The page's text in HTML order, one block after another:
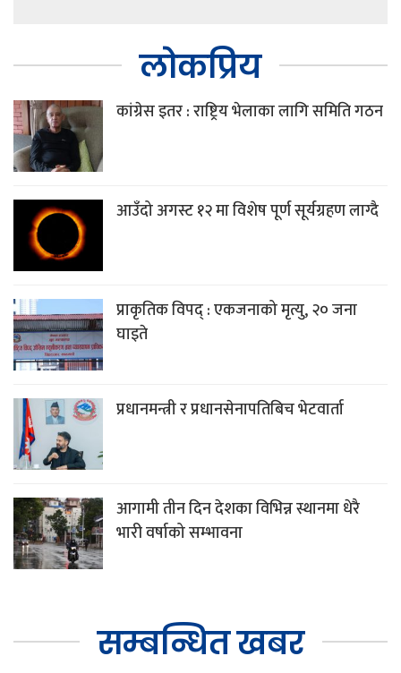
लोकप्रिय
कांग्रेस इतर : राष्ट्रिय भेलाका लागि समिति गठन
आउँदो अगस्ट १२ मा विशेष पूर्ण सूर्यग्रहण लाग्दै
प्राकृतिक विपद् : एकजनाको मृत्यु, २० जना
घाइते
प्रधानमन्त्री र प्रधानसेनापतिबिच भेटवार्ता
आगामी तीन दिन देशका विभिन्न स्थानमा धेरै
भारी वर्षाको सम्भावना
सम्बन्धित खबर